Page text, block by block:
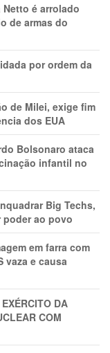
é arrolado
de armas do
por ordem da
de Milei, exige fim
dos EUA
Bolsonaro ataca
infantil no
Big Techs,
poder ao povo
em farra com
vaza e causa
DA
COM